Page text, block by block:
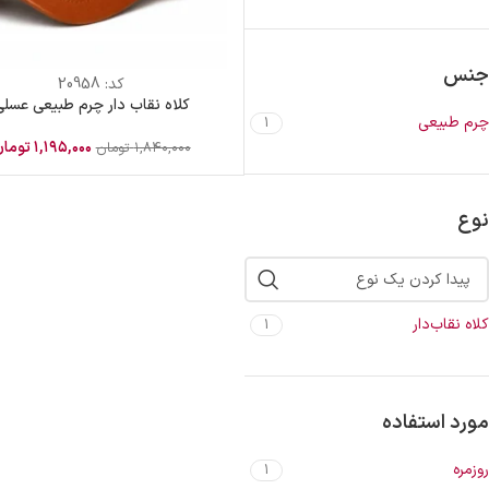
جنس
چرم طبیعی 1
نوع
کلاه نقاب‌دار 1
مورد استفاده
روزمره 1
کد: 20958
کلاه نقاب دار چرم طبیعی
۱,۸۴۰,۰۰۰ تومان ۱,۱۹۵,۰۰۰